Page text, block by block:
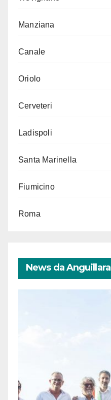
Manziana
Canale
Oriolo
Cerveteri
Ladispoli
Santa Marinella
Fiumicino
Roma
News da Anguillara